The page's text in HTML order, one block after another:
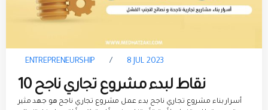
ENTREPRENEURSHIP / 8 JUL 2023
10 نقاط لبدء مشروع تجاري ناجح
أسرار بناء مشروع تجاري ناجح بدء عمل مشروع تجاري ناجح هو جهد مثير